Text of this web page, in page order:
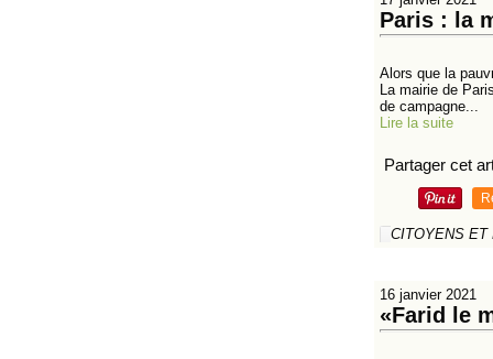
Paris : la
Alors que la
La mairie de
de campagne...
Lire la suite
Partager cet
CITOYENS ET
16 janvier 2021
«Farid le